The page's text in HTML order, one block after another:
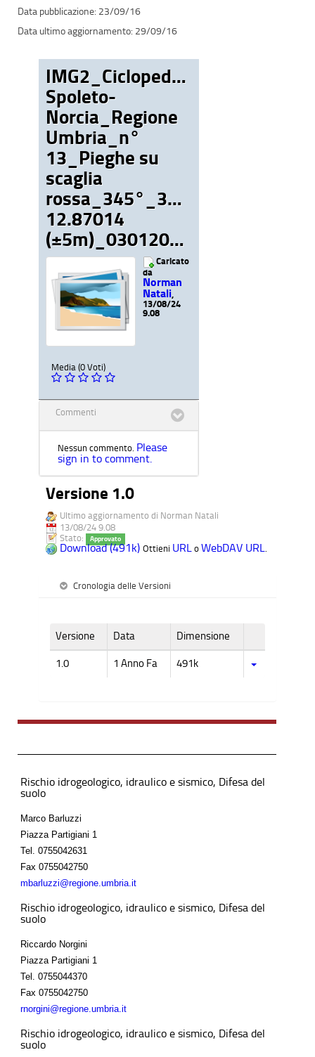
23/09/16
29/09/16
IMG2_Ciclopedonale
Spoleto-
Norcia_Regione
Umbria_n°
13_Pieghe su
scaglia
rossa_345°_375m_42.78142,
12.87014
(±5m)_03012024_112247.jpg
Caricato
da
Norman
Natali
13/08/24
9.08
Media (0 Voti)
Commenti
Nessun commento. Please
sign in to comment.
Versione 1.0
Ultimo aggiornamento di Norman Natali
13/08/24 9.08
Stato:
Approvato
Download (491k) Ottieni URL o WebDAV URL.
Cronologia delle Versioni
Versione Data Dimensione
1.0 1 Anno Fa 491k
Rischio idrogeologico, idraulico e sismico, Difesa del
suolo
Marco Barluzzi
Piazza Partigiani 1
Tel.
0755042631
Fax 0755042750
mbarluzzi@regione.umbria.it
Rischio idrogeologico, idraulico e sismico, Difesa del
suolo
Riccardo Norgini
Piazza Partigiani 1
Tel.
0755044370
Fax 0755042750
rnorgini@regione.umbria.it
Rischio idrogeologico, idraulico e sismico, Difesa del
suolo